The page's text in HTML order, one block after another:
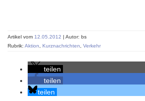
Artikel vom 12.05.2012 | Autor: bs
Rubrik: Aktion Kurznachrichten Verkehr
teilen
teilen
teilen